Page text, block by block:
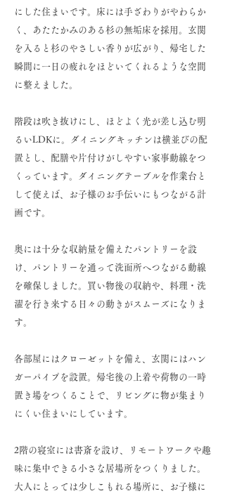
にした住まいです。床には手ざわりがやわらか
く、あたたかみのある杉の無垢床を採用。玄関
を入ると杉のやさしい香りが広がり、帰宅した
瞬間に一日の疲れをほどいてくれるような空間
に整えました。
階段は吹き抜けにし、ほどよく光が差し込む明
るいLDKに。ダイニングキッチンは横並びの配
置とし、配膳や片付けがしやすい家事動線をつ
くっています。ダイニングテーブルを作業台と
して使えば、お子様のお手伝いにもつながる計
画です。
奥には十分な収納量を備えたパントリーを設
け、パントリーを通って洗面所へつながる動線
を確保しました。買い物後の収納や、料理・洗
濯を行き来する日々の動きがスムーズになりま
す。
各部屋にはクローゼットを備え、玄関にはハン
ガーパイプを設置。帰宅後の上着や荷物の一時
置き場をつくることで、リビングに物が集まり
にくい住まいにしています。
2階の寝室には書斎を設け、リモートワークや趣
味に集中できる小さな居場所をつくりました。
大人にとっては少しこもれる場所に、お子様に